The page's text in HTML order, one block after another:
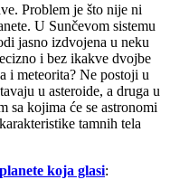
Problem je što nije ni
U Sunčevom sistemu
jasno izdvojena u neku
i bez ikakve dvojbe
i meteorita? Ne postoji u
u asteroide, a druga u
sa kojima će se astronomi
tamnih tela
koja glasi: